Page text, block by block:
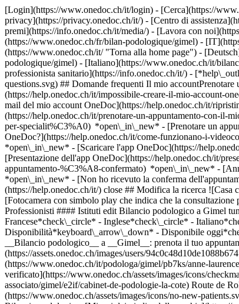
[Login](https://www.onedoc.ch/it/login) - [Cerca](https://
privacy](https://privacy.onedoc.ch/it/) - [Centro di
premi](https://info.onedoc.ch/it/media/) - [Lavora con
(https://www.onedoc.ch/fr/bilan-podologique/gimel) -
(https://www.onedoc.ch/it/ "Torna alla home page") -
podologique/gimel) - [Italiano](https://www.onedoc.ch/it/
professionista sanitario](https://info.onedoc.ch/it/) -
questions.svg) ## Domande frequenti Il mio
(https://help.onedoc.ch/it/impossibile-creare-il-mio-account-
mail del mio account OneDoc](https://help.onedoc.ch/it/
(https://help.onedoc.ch/it/prenotare-un-appuntamento-con-il-
per-specialit%C3%A0) *open\_in\_new* - [Prenotare un
OneDoc?](https://help.onedoc.ch/it/come-funzionano-i-
*open\_in\_new* - [Scaricare l'app OneDoc](https://
[Presentazione dell'app OneDoc](https://help.onedoc.ch/it/